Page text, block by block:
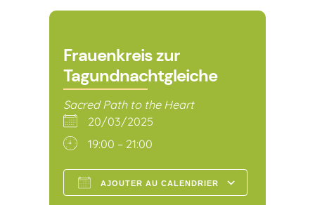
Frauenkreis zur
Tagundnachtgleiche
Sacred Path to the Heart
20/03/2025
19:00 – 21:00
AJOUTER AU CALENDRIER